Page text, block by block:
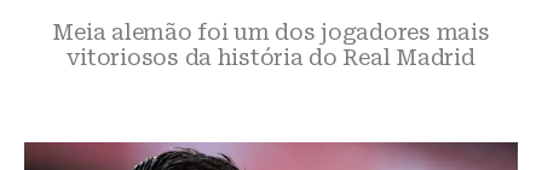
Meia alemão foi um dos jogadores mais
vitoriosos da história do Real Madrid